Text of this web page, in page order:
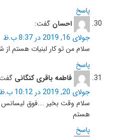
پاسخ
احسان گفت:
جولای 16, 2019 در 8:37 ب.ظ
سلام من تو كار لبنيات هستم از
پاسخ
فاطمه باقری کنگانی
جولای 20, 2019 در 10:12 ب.ظ
سلام وقت بخیر ….فوق لیسانس
هستم
پاسخ